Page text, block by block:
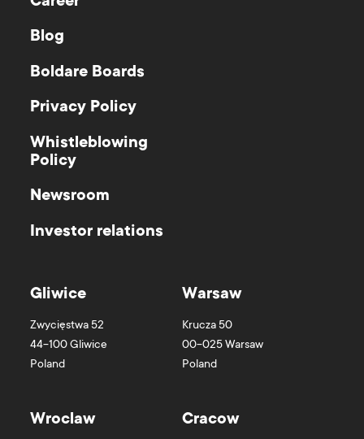
Blog
Boldare Boards
Privacy Policy
Whistleblowing
Policy
Newsroom
Investor relations
Gliwice
Zwycięstwa 52
44-100Gliwice
Poland
Warsaw
Krucza 50
00-025Warsaw
Poland
Wroclaw Cracow